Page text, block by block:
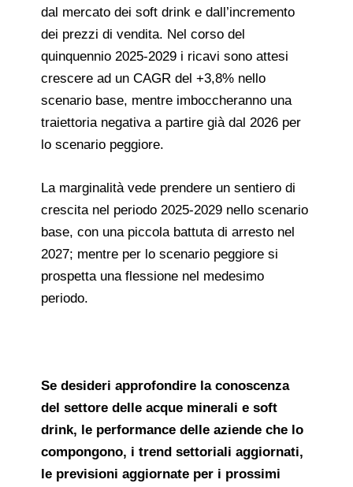
dal mercato dei soft drink e dall’incremento
dei prezzi di vendita. Nel corso del
quinquennio 2025-2029 i ricavi sono attesi
crescere ad un CAGR del +3,8% nello
scenario base, mentre imboccheranno una
traiettoria negativa a partire già dal 2026 per
lo scenario peggiore.
La marginalità vede prendere un sentiero di
crescita nel periodo 2025-2029 nello scenario
base, con una piccola battuta di arresto nel
2027; mentre per lo scenario peggiore si
prospetta una flessione nel medesimo
periodo.
Se desideri approfondire la conoscenza
del settore delle acque minerali e soft
drink, le performance delle aziende che lo
compongono, i trend settoriali aggiornati,
le previsioni aggiornate per i prossimi